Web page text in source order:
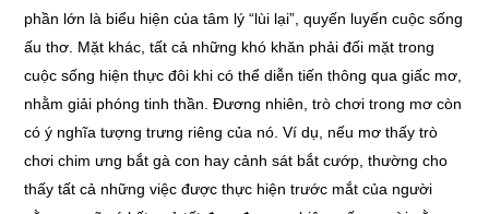
phần lớn là biểu hiện của tâm lý “lùi lại”, quyến luyến cuộc sống
ấu thơ. Mặt khác, tất cả những khó khăn phải đối mặt trong
cuộc sống hiện thực đôi khi có thể diễn tiến thông qua giấc mơ,
nhằm giải phóng tinh thần. Đương nhiên, trò chơi trong mơ còn
có ý nghĩa tượng trưng riêng của nó. Ví dụ, nếu mơ thấy trò
chơi chim ưng bắt gà con hay cảnh sát bắt cướp, thường cho
thấy tất cả những việc được thực hiện trước mắt của người